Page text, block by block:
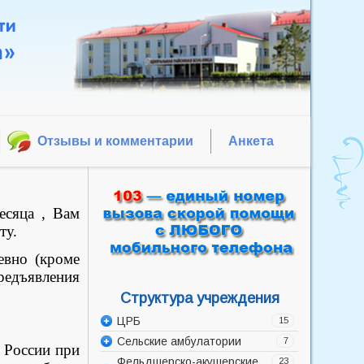
Отзывы и комментарии Анкета
, Вам
(кроме
России при
Структура учреждения
15
ЦРБ
Администрация
7
Сельские амбулатории
23